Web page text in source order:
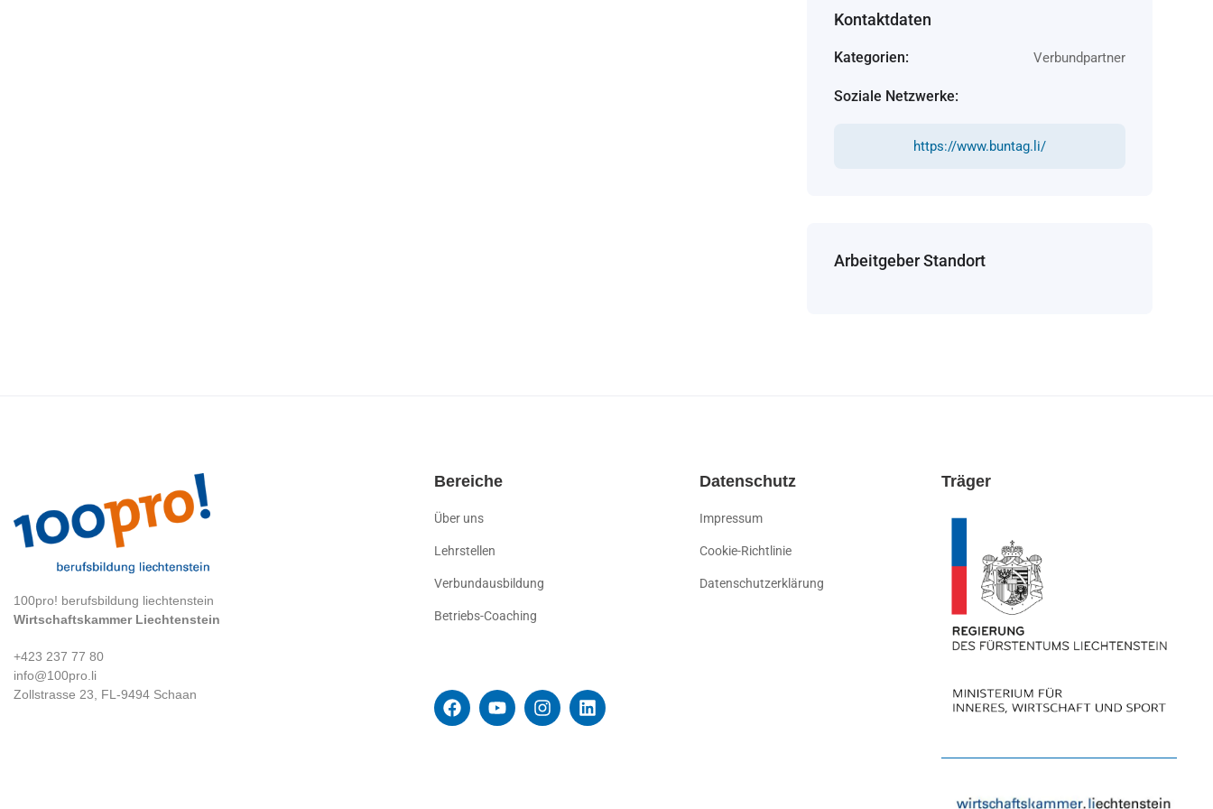
Kontaktdaten
Kategorien: Verbundpartner
Soziale Netzwerke:
https://www.buntag.li/
Arbeitgeber Standort
100pro! berufsbildung liechtenstein
Wirtschaftskammer Liechtenstein
+423 237 77 80
info@100pro.li
Zollstrasse 23, FL-9494 Schaan
Bereiche
Über uns
Lehrstellen
Verbundausbildung
Betriebs-Coaching
Datenschutz
Impressum
Cookie-Richtlinie
Datenschutzerklärung
Träger